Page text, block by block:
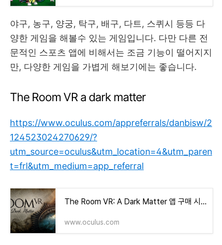
야구, 농구, 양궁, 탁구, 배구, 다트, 스퀴시 등등 다
양한 게임을 해볼수 있는 게임입니다. 다만 다른 전
문적인 스포츠 앱에 비해서는 조금 기능이 떨어지지
만, 다양한 게임을 가볍게 해보기에는 좋습니다.
The Room VR a dark matter
https://www.oculus.com/appreferrals/danbisw/2
124523024270629/?
utm_source=oculus&utm_location=4&utm_paren
t=frl&utm_medium=app_referral
The Room VR: A Dark Matter 앱 구매 시 25% 할인 | Meta Quest
www.oculus.com